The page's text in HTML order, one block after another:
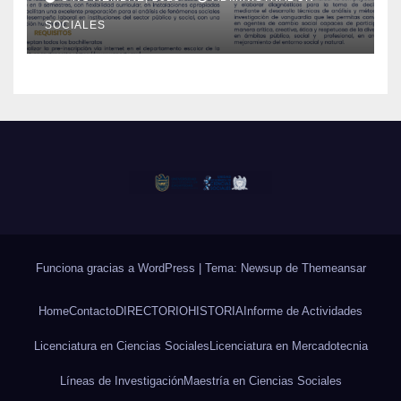
SOCIALES
Funciona gracias a WordPress Tema: Newsup de Themeansar
HomeContactoDIRECTORIOHISTORIA Informe de Actividades
Licenciatura en Ciencias Sociales Licenciatura en Mercadotecnia
Líneas de InvestigaciónMaestría en Ciencias Sociales